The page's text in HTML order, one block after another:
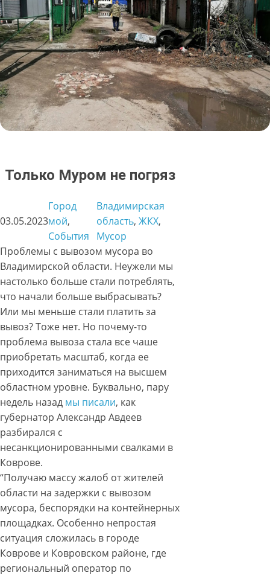
Только Муром не погряз
03.05.2023
Город
мой
События
Владимирская
область, ЖКХ
Мусор
Проблемы с вывозом мусора во
Владимирской области. Неужели мы
настолько больше стали потреблять,
что начали больше выбрасывать?
Или мы меньше стали платить за
вывоз? Тоже нет. Но почему-то
проблема вывоза стала все чаше
приобретать масштаб, когда ее
приходится заниматься на высшем
областном уровне. Буквально, пару
недель назад мы писали, как
губернатор Александр Авдеев
разбирался с
несанкционированными свалками в
Коврове.
“Получаю массу жалоб от жителей
области на задержки с вывозом
мусора, беспорядки на контейнерных
площадках. Особенно непростая
ситуация сложилась в городе
Коврове и Ковровском районе, где
региональный оператор по